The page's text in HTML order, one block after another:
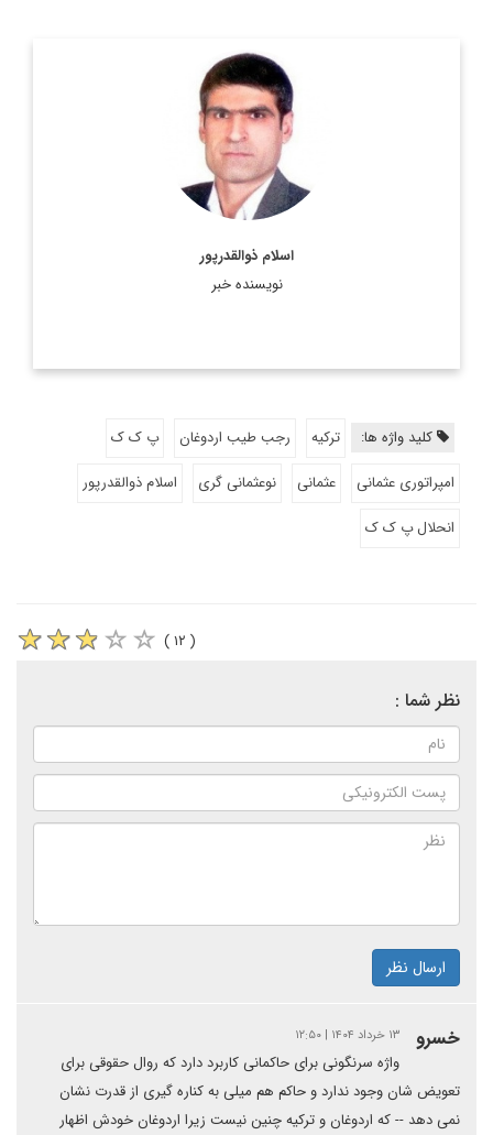
اسلام ذوالقدرپور
نویسنده خبر
کارشناس ارشد مسائل سیاسی و بین الملل و دکترای
سیاستگذاری عمومی
اطلاعات بیشتر
کلید واژه ها: ترکیه رجب طیب اردوغان
پ ک ک
امپراتوری عثمانی
عثمانی نوعثمانی گری
اسلام ذوالقدرپور
انحلال پ ک ک
( ۱۲ )
نظر شما :
ارسال نظر
خسرو ۱۳ خرداد ۱۴۰۴ | ۱۲:۵۰
واژه سرنگونی برای حاکمانی کاربرد دارد که روال حقوقی برای
تعویض شان وجود ندارد و حاکم هم میلی به کناره گیری از قدرت نشان
نمی دهد -- که اردوغان و ترکیه چنین نیست زیرا اردوغان خودش اظهار